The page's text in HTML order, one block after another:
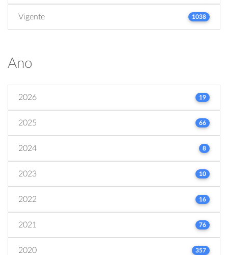
Vigente 1038
Ano
2026 19
2025 66
2024 8
2023 10
2022 16
2021 76
2020 357